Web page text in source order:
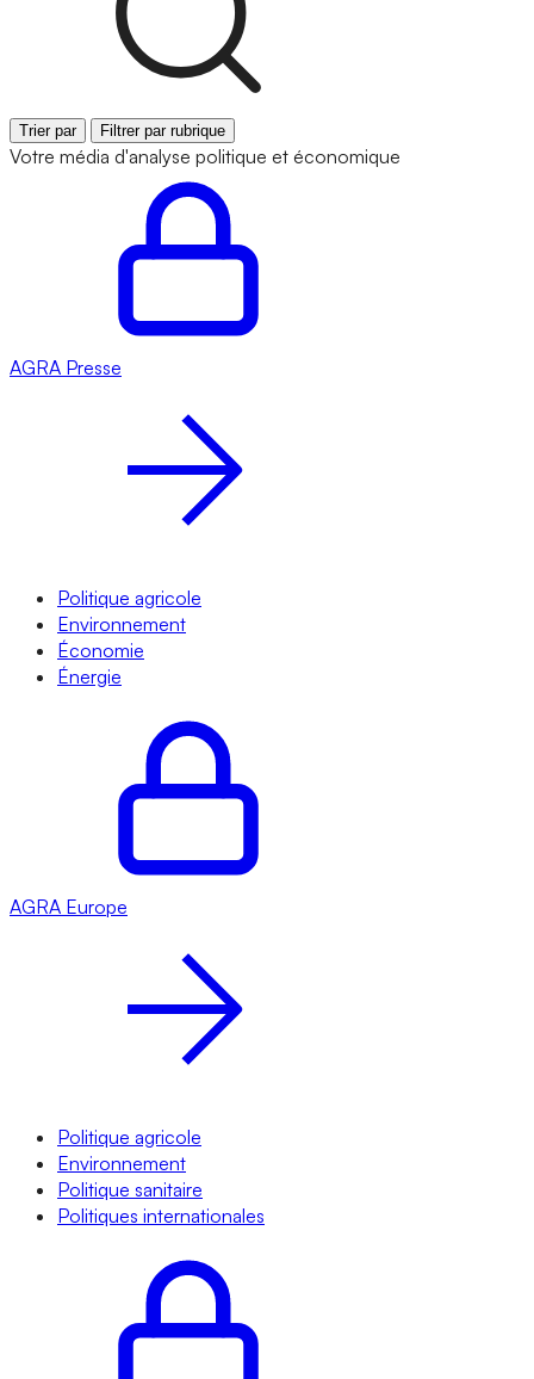
Trier par Filtrer par rubrique
Votre média d'analyse politique et économique
AGRA Presse
Politique agricole
Environnement
Économie
Énergie
AGRA Europe
Politique agricole
Environnement
Politique sanitaire
Politiques internationales